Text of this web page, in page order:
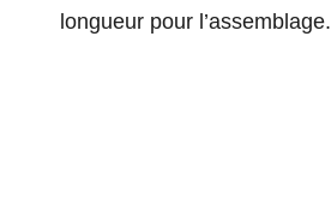
longueur pour l’assemblage.